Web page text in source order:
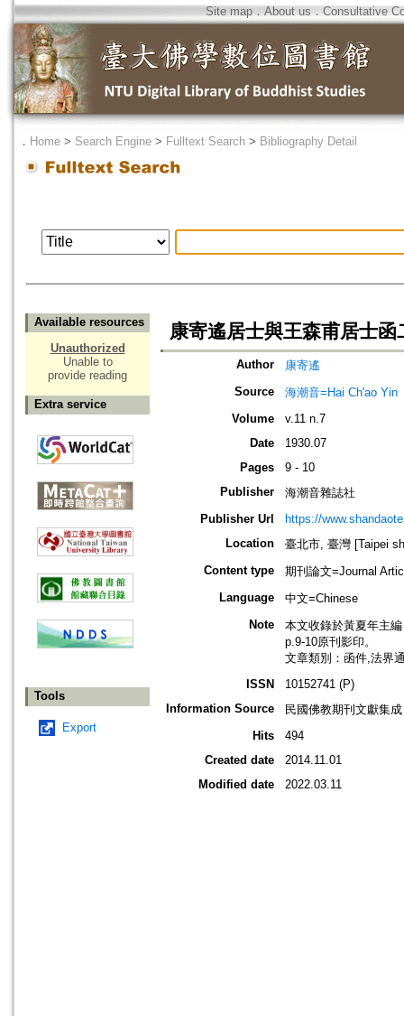
Site map．About us ． Consultative
． Home > Search Engine > Fulltext Search > Bibliography Detail
Available resources
Unauthorized
Unable to
provide reading
Extra service
Tools
Export
康寄遙居士與王森甫居士函
Author
康寄遙
Source
海潮音=Hai Ch'ao Yin
Volume
v.11 n.7
Date
1930.07
Pages
9 - 10
Publisher
海潮音雜誌社
Publisher Url
https://
Location
臺北市, 臺灣 [Taipei
Content type
期刊論文=Journal
Language
中文=Chinese
Note
本文收錄於黃夏年主
p.9-10原刊影印。
文章類別：函件,法界
ISSN
10152741 (P)
Information Source
民國佛教期刊文獻集
Hits
494
Created date
2014.11.01
Modified date
2022.03.11